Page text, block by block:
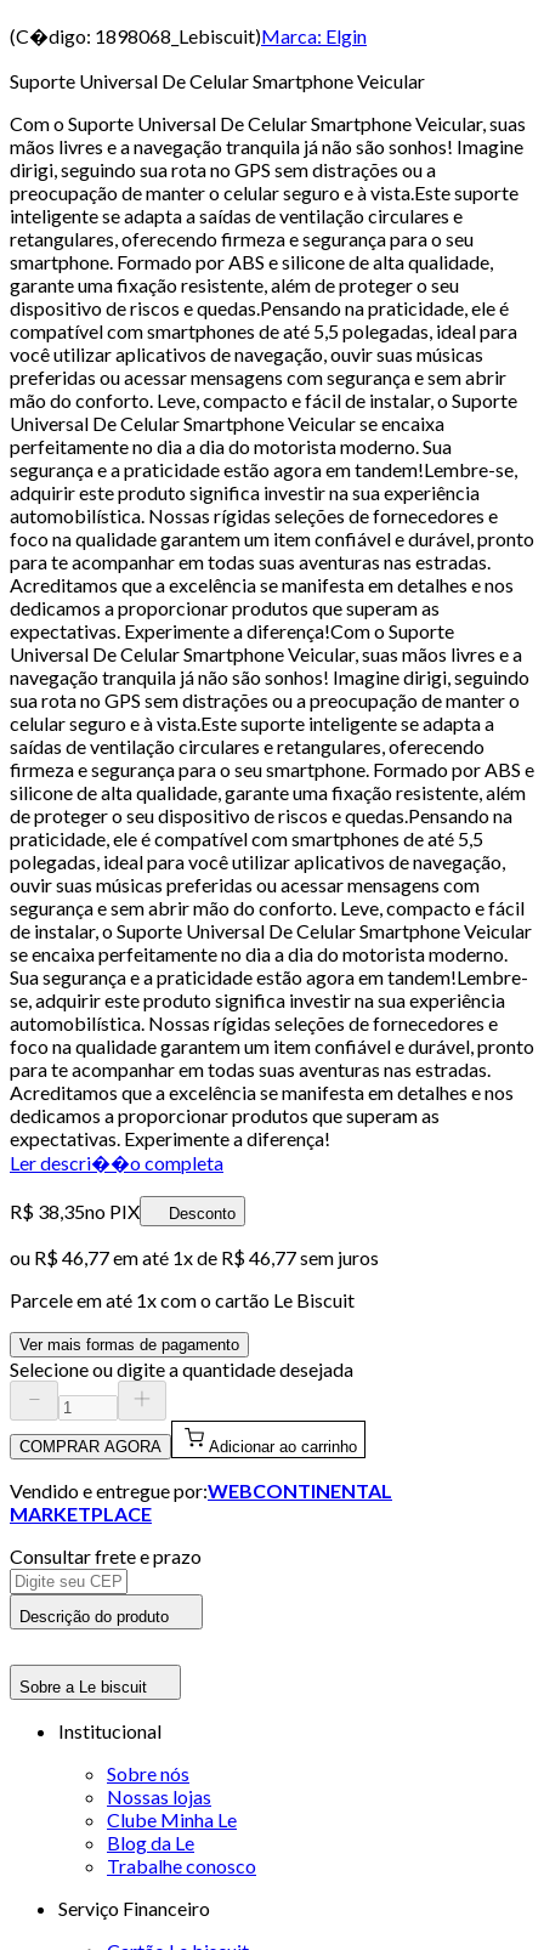
(C�digo: 1898068_Lebiscuit)Marca: Elgin
Suporte Universal De Celular Smartphone Veicular
Com o Suporte Universal De Celular Smartphone Veicular, suas
mãos livres e a navegação tranquila já não são sonhos! Imagine
dirigi, seguindo sua rota no GPS sem distrações ou a
preocupação de manter o celular seguro e à vista.Este suporte
inteligente se adapta a saídas de ventilação circulares e
retangulares, oferecendo firmeza e segurança para o seu
smartphone. Formado por ABS e silicone de alta qualidade,
garante uma fixação resistente, além de proteger o seu
dispositivo de riscos e quedas.Pensando na praticidade, ele é
compatível com smartphones de até 5,5 polegadas, ideal para
você utilizar aplicativos de navegação, ouvir suas músicas
preferidas ou acessar mensagens com segurança e sem abrir
mão do conforto. Leve, compacto e fácil de instalar, o Suporte
Universal De Celular Smartphone Veicular se encaixa
perfeitamente no dia a dia do motorista moderno. Sua
segurança e a praticidade estão agora em tandem!Lembre-se,
adquirir este produto significa investir na sua experiência
automobilística. Nossas rígidas seleções de fornecedores e
foco na qualidade garantem um item confiável e durável, pronto
para te acompanhar em todas suas aventuras nas estradas.
Acreditamos que a excelência se manifesta em detalhes e nos
dedicamos a proporcionar produtos que superam as
expectativas. Experimente a diferença!Com o Suporte
Universal De Celular Smartphone Veicular, suas mãos livres e a
navegação tranquila já não são sonhos! Imagine dirigi, seguindo
sua rota no GPS sem distrações ou a preocupação de manter o
celular seguro e à vista.Este suporte inteligente se adapta a
saídas de ventilação circulares e retangulares, oferecendo
firmeza e segurança para o seu smartphone. Formado por ABS e
silicone de alta qualidade, garante uma fixação resistente, além
de proteger o seu dispositivo de riscos e quedas.Pensando na
praticidade, ele é compatível com smartphones de até 5,5
polegadas, ideal para você utilizar aplicativos de navegação,
ouvir suas músicas preferidas ou acessar mensagens com
segurança e sem abrir mão do conforto. Leve, compacto e fácil
de instalar, o Suporte Universal De Celular Smartphone Veicular
se encaixa perfeitamente no dia a dia do motorista moderno.
Sua segurança e a praticidade estão agora em tandem!Lembre-
se, adquirir este produto significa investir na sua experiência
automobilística. Nossas rígidas seleções de fornecedores e
foco na qualidade garantem um item confiável e durável, pronto
para te acompanhar em todas suas aventuras nas estradas.
Acreditamos que a excelência se manifesta em detalhes e nos
dedicamos a proporcionar produtos que superam as
expectativas. Experimente a diferença!
Ler descri��o completa
R$ 38,35no PIX Desconto
ou R$ 46,77em até 1x de R$ 46,77sem juros
Parcele em até 1x com o cartão Le Biscuit
Ver mais formas de pagamento
Selecione ou digite a quantidade desejada
COMPRAR AGORA Adicionar ao carrinho
Vendido e entregue por:WEBCONTINENTAL
MARKETPLACE
Consultar frete e prazo
Descrição do produto
Sobre a Le biscuit
Institucional
Sobre nós
Nossas lojas
Clube Minha Le
Blog da Le
Trabalhe conosco
Serviço Financeiro